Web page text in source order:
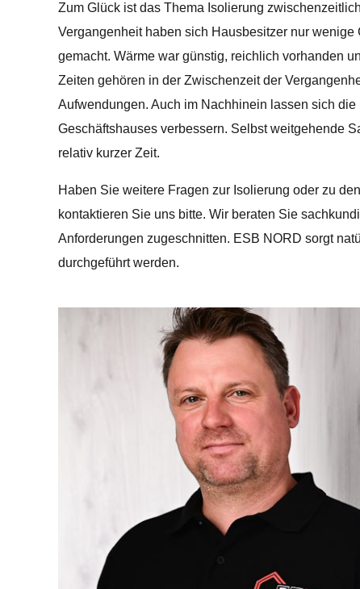
Zum Glück ist das Thema Isolierung
Vergangenheit haben sich Hausbesitzer nur
gemacht. Wärme war günstig, reichlich vorhanden
Zeiten gehören in der Zwischenzeit der
Aufwendungen. Auch im Nachhinein lassen sich
Geschäftshauses verbessern. Selbst weitgehende
relativ kurzer Zeit.
Haben Sie weitere Fragen zur Isolierung oder zu
kontaktieren Sie uns bitte. Wir beraten Sie
Anforderungen zugeschnitten. ESB NORD sorgt
durchgeführt werden.